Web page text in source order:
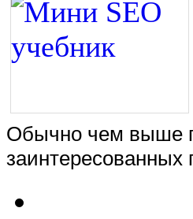
Обычно чем выше
заинтересованных